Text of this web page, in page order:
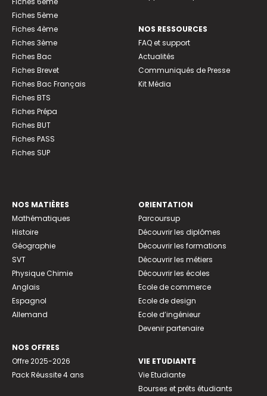
Fiches 5ème
Fiches 4ème
Fiches 3ème
Fiches Bac
Fiches Brevet
Fiches Bac Français
Fiches BTS
Fiches Prépa
Fiches BUT
Fiches PASS
Fiches SUP
NOS RESSOURCES
FAQ et support
Actualités
Communiqués de Presse
Kit Média
NOS MATIÈRES
Mathématiques
Histoire
Géographie
SVT
Physique Chimie
Anglais
Espagnol
Allemand
NOS OFFRES
Offre 2025-2026
Pack Réussite 4 ans
ORIENTATION
Parcoursup
Découvrir les diplômes
Découvrir les formations
Découvrir les métiers
Découvrir les écoles
Ecole de commerce
Ecole de design
Ecole d’ingénieur
Devenir partenaire
VIE ETUDIANTE
Vie Etudiante
Bourses et prêts étudiants